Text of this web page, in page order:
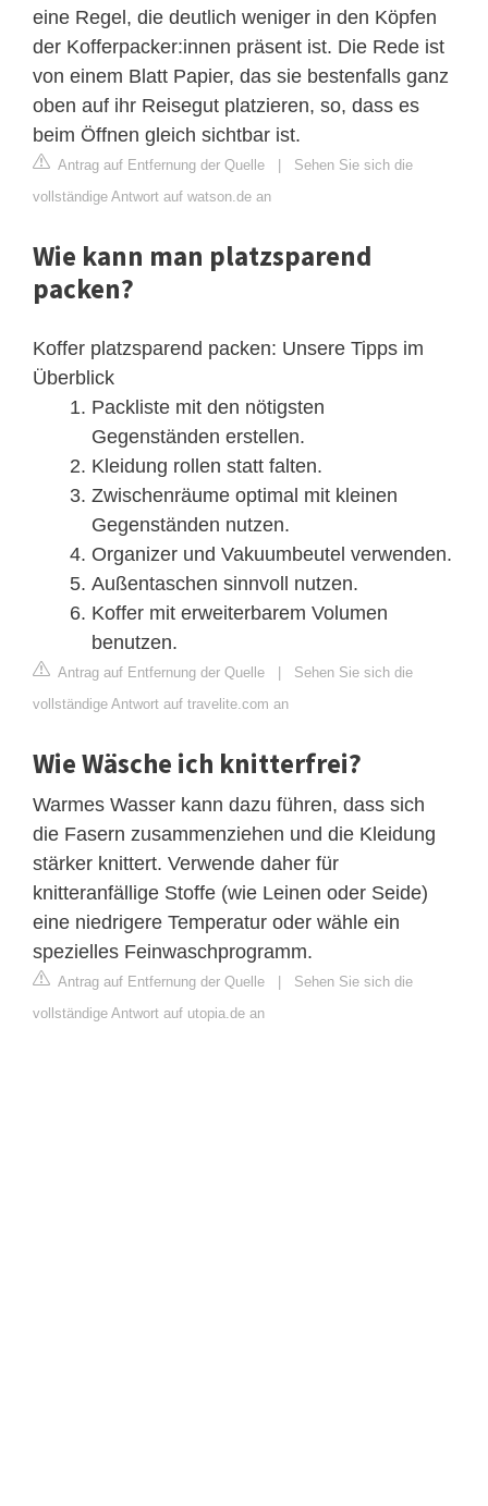
eine Regel, die deutlich weniger in den Köpfen
der Kofferpacker:innen präsent ist. Die Rede ist
von einem Blatt Papier, das sie bestenfalls ganz
oben auf ihr Reisegut platzieren, so, dass es
beim Öffnen gleich sichtbar ist.
Antrag auf Entfernung der Quelle | Sehen Sie sich die
vollständige Antwort auf watson.de an
Wie kann man platzsparend
packen?
Koffer platzsparend packen: Unsere Tipps im
Überblick
Packliste mit den nötigsten
Gegenständen erstellen.
Kleidung rollen statt falten.
Zwischenräume optimal mit kleinen
Gegenständen nutzen.
Organizer und Vakuumbeutel verwenden.
Außentaschen sinnvoll nutzen.
Koffer mit erweiterbarem Volumen
benutzen.
Antrag auf Entfernung der Quelle | Sehen Sie sich die
vollständige Antwort auf travelite.com an
Wie Wäsche ich knitterfrei?
Warmes Wasser kann dazu führen, dass sich
die Fasern zusammenziehen und die Kleidung
stärker knittert. Verwende daher für
knitteranfällige Stoffe (wie Leinen oder Seide)
eine niedrigere Temperatur oder wähle ein
spezielles Feinwaschprogramm.
Antrag auf Entfernung der Quelle | Sehen Sie sich die
vollständige Antwort auf utopia.de an